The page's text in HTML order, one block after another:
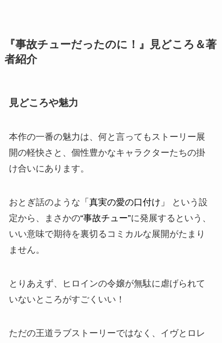
『事故チューだったのに！』見どころ＆著
者紹介
見どころや魅力
本作の一番の魅力は、何と言ってもストーリー展
開の軽快さと、個性豊かなキャラクターたちの掛
け合いにあります。
おとぎ話のような 「真実の愛の口付け」
という設
定から、まさかの“事故チュー”に発展するという、
いい意味で期待を裏切る コミカルな展開がたまり
ません。
とりあえず、ヒロインの令嬢が無駄に虐げられて
いないところがすごくいい！
ただの王道ラブストーリーではなく、イヴとロレ